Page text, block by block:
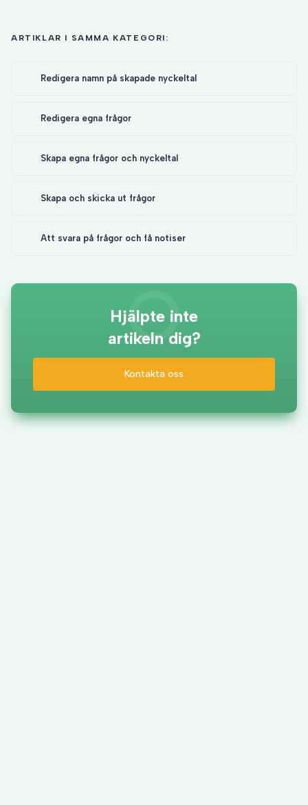
ARTIKLAR I SAMMA KATEGORI:
Redigera namn på skapade nyckeltal
Redigera egna frågor
Skapa egna frågor och nyckeltal
Skapa och skicka ut frågor
Att svara på frågor och få notiser
Hjälpte inte
artikeln dig?
Kontakta oss